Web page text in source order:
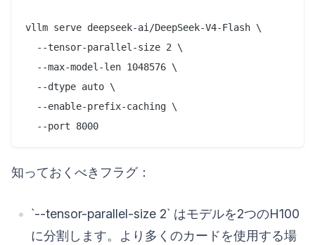
vllm serve deepseek-ai/DeepSeek-V4-Flash \
  --tensor-parallel-size 2 \
  --max-model-len 1048576 \
  --dtype auto \
  --enable-prefix-caching \
知っておくべきフラグ：
`--tensor-parallel-size 2` はモデルを2つのH100
に分割します。より多くのカードを使用する場